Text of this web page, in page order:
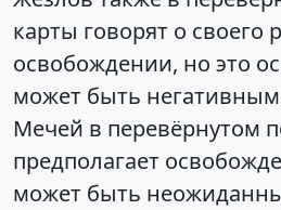
карты говорят о своего
освобождении, но это
может быть
Мечей в перевёрнутом
предполагает
может быть